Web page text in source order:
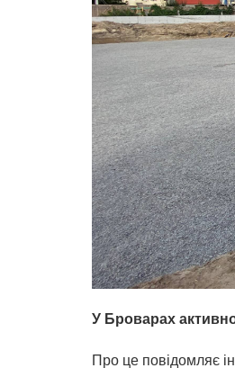
У Броварах
Про це повідомляє